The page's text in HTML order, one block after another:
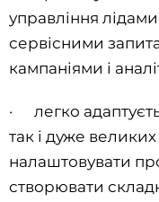
управління
сервісними
кампаніями і
· легко
так і дуже
налаштовувати
створювати